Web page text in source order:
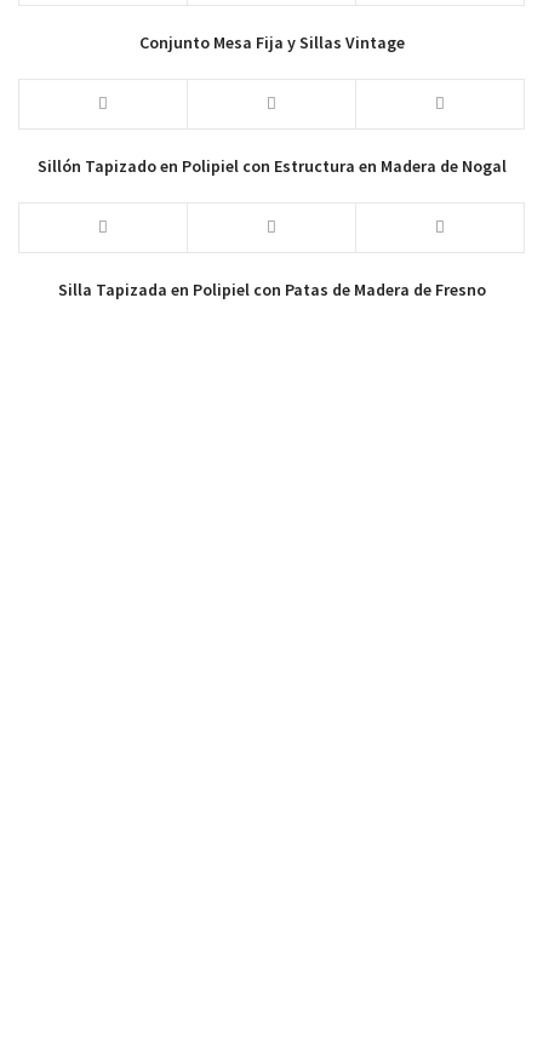
Conjunto Mesa Fija y Sillas Vintage
Sillón Tapizado en Polipiel con Estructura en Madera de Nogal
Silla Tapizada en Polipiel con Patas de Madera de Fresno